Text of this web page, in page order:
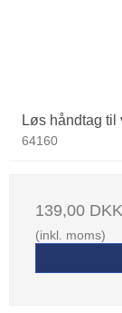
Løs håndtag til
64160
139,00 DKK
(inkl. moms)